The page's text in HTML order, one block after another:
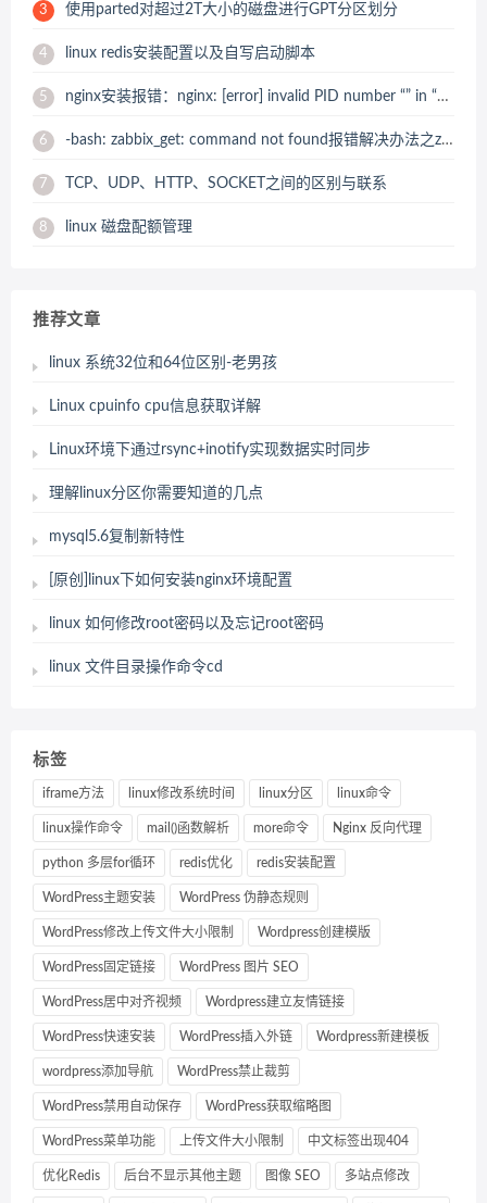
3 使用parted对超过2T大小的磁盘进行GPT分区划分
4 linux redis安装配置以及自写启动脚本
5 nginx安装报错：nginx: [error] invalid PID number “” in “/usr/local/nginx/logs/nginx.pid” 解决办法
6 -bash: zabbix_get: command not found报错解决办法之zabbix_get 安装
7 TCP、UDP、HTTP、SOCKET之间的区别与联系
8 linux 磁盘配额管理
推荐文章
linux 系统32位和64位区别-老男孩
Linux cpuinfo cpu信息获取详解
Linux环境下通过rsync+inotify实现数据实时同步
理解linux分区你需要知道的几点
mysql5.6复制新特性
[原创]linux下如何安装nginx环境配置
linux 如何修改root密码以及忘记root密码
linux 文件目录操作命令cd
标签
iframe方法 linux修改系统时间 linux分区 linux命令
linux操作命令 mail()函数解析 more命令 Nginx 反向代理
python 多层for循环 redis优化 redis安装配置
WordPress主题安装 WordPress 伪静态规则
WordPress修改上传文件大小限制 Wordpress创建模版
WordPress固定链接 WordPress 图片 SEO
WordPress居中对齐视频 Wordpress建立友情链接
WordPress快速安装 WordPress插入外链 Wordpress新建模板
wordpress添加导航 WordPress禁止裁剪
WordPress禁用自动保存 WordPress获取缩略图
WordPress菜单功能 上传文件大小限制 中文标签出现404
优化Redis 后台不显示其他主题 图像 SEO 多站点修改